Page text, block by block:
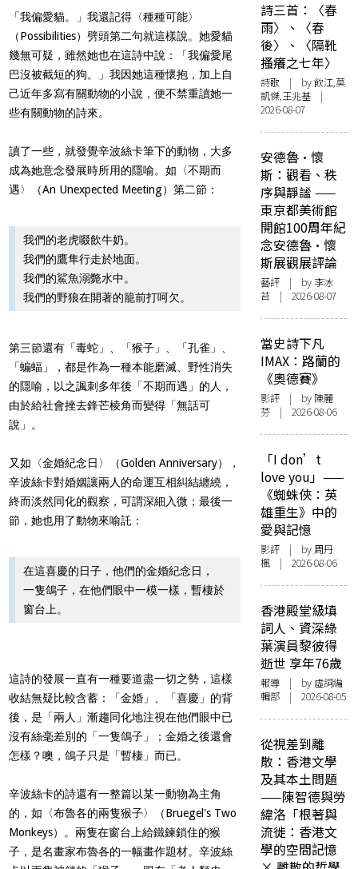
「我偏愛貓。」我還記得〈種種可能〉
（Possibilities）劈頭第二句就這樣說。她愛貓
幾無可疑，雖然她也在這詩中說：「我偏愛尾
巴沒被截短的狗。」我因她這種懷抱，加上自
己近年多寫有關動物的小說，便不禁重讀她一
些有關動物的詩來。
讀了一些，就發覺辛波絲卡筆下的動物，大多
成為她意念發展時所用的隱喻。如〈不期而
遇〉（An Unexpected Meeting）第二節：
我們的老虎啜飲牛奶。
我們的鷹隼行走於地面。
我們的鯊魚溺斃水中。
我們的野狼在開著的籠前打呵欠。
第三節還有「毒蛇」、「猴子」、「孔雀」、
「蝙蝠」，都是作為一種本能磨滅、野性消失
的隱喻，以之諷刺多年後「不期而遇」的人，
由於給社會挫去鋒芒棱角而變得「無話可
說」。
又如〈金婚紀念日〉（Golden Anniversary），
辛波絲卡對婚姻讓兩人的命運互相糾結纏繞，
終而淡然同化的觀察，可謂深細入微；最後一
節，她也用了動物來喻託：
在這喜慶的日子，他們的金婚紀念日，
一隻鴿子，在他們眼中一模一樣，暫棲於
窗台上。
這詩的發展一直有一種要道盡一切之勢，這樣
收結無疑比較含蓄：「金婚」、「喜慶」的背
後，是「兩人」漸趨同化地注視在他們眼中已
沒有絲毫差別的「一隻鴿子」；金婚之後還會
怎樣？噢，鴿子只是「暫棲」而已。
辛波絲卡的詩還有一整篇以某一動物為主角
的，如〈布魯各的兩隻猴子〉（Bruegel's Two
Monkeys）。兩隻在窗台上給鐵鍊鎖住的猴
子，是名畫家布魯各的一幅畫作題材。辛波絲
詩三首：〈春
雨〉、〈春
後〉、〈隔靴
搔癢之七年〉
詩歌 | by 飲江,莫
凱傑,王兆基 |
2026-08-07
安德魯·懷
斯：觀看、秩
序與靜謐 ——
東京都美術館
開館100周年紀
念安德魯·懷
斯展觀展評論
藝評 | by 李冰
苔 | 2026-08-07
當史詩下凡
IMAX：路蘭的
《奧德賽》
影評 | by 陳麗
芬 | 2026-08-06
「I don’t
love you」——
《蜘蛛俠：英
雄重生》中的
愛與記憶
影評 | by周丹
楓 | 2026-08-06
香港殿堂級填
詞人、資深綠
葉演員黎彼得
逝世 享年76歲
報導 | by 虛詞編
輯部 | 2026-08-05
從視差到離
散：香港文學
及其本土問題
——陳智德與勞
緯洛「根著與
流徙：香港文
學的空間記憶